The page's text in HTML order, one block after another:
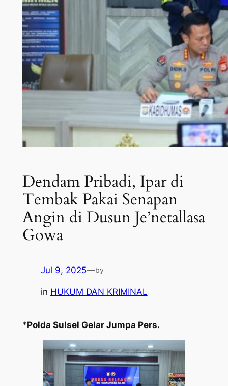
Dendam Pribadi, Ipar di
Tembak Pakai Senapan
Angin di Dusun Je’netallasa
Gowa
Jul 9, 2025—by
in HUKUM DAN KRIMINAL
*Polda Sulsel Gelar Jumpa Pers.